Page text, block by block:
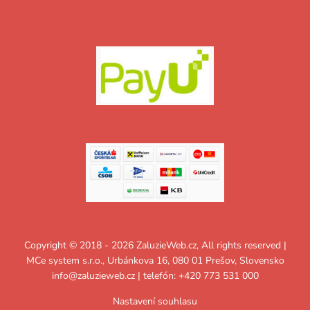
Copyright © 2018 - 2026 ZaluzieWeb.cz, All rights reserved |
MCe system s.r.o., Urbánkova 16, 080 01 Prešov, Slovensko
info@zaluzieweb.cz| telefón: +420 773 531 000
Nastavení souhlasu